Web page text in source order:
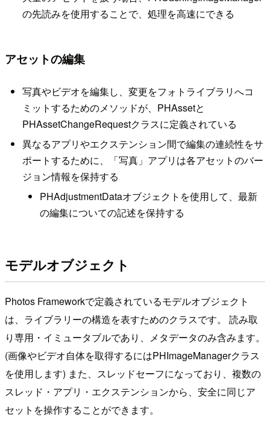
の先読みを使用することで、処理を高速にできる
アセットの編集
写真やビデオを編集し、変更をフォトライブラリへコ
ミットするためのメソッドが、PHAssetと
PHAssetChangeRequestクラスに定義されている
異なるアプリやエクステンション間で編集の連続性をサ
ポートするために、「写真」アプリは各アセットのバー
ジョン情報を保持する
PHAdjustmentDataオブジェクトを使用して、最新
の編集についての記述を保持する
モデルオブジェクト
Photos Frameworkで定義されているモデルオブジェクト
は、ライブラリーの構造を表すためのクラスです。 読み取
り専用・イミュータブルであり、メタデータのみ含みます。
(画像やビデオ自体を取得するにはPHImageManagerクラス
を使用します) また、スレッドセーフになっており、複数の
スレッド・アプリ・エクステンションから、安全に同じア
セットを操作することができます。